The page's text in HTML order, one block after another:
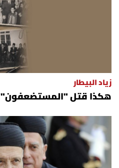
زياد البيطار
هكذا قتل "المستضعفون" 11 من يهود لبنان